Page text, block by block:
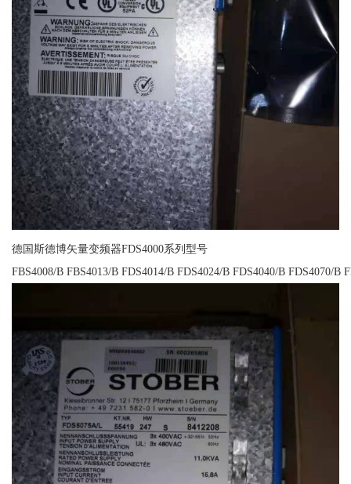
德国斯德博矢量变频器FDS4000系列型号
FBS4008/B FBS4013/B FDS4014/B FDS4024/B FDS4040/B FDS4070/B